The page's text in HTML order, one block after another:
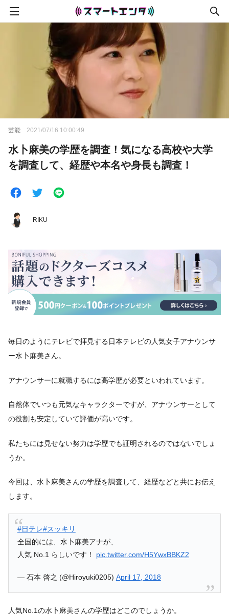
芸能 2021/07/16 10:00:49
水卜麻美の学歴を調査！気になる高校や大学
を調査して、経歴や本名や身長も調査！
RIKU
毎日のようにテレビで拝見する日本テレビの人気女子アナウンサ
ー水卜麻美さん。
アナウンサーに就職するには高学歴が必要といわれています。
自然体でいつも元気なキャラクターですが、アナウンサーとして
の役割も安定していて評価が高いです。
私たちには見せない努力は学歴でも証明されるのではないでしょ
うか。
今回は、水卜麻美さんの学歴を調査して、経歴などと共にお伝え
します。
#日テレ#スッキリ
全国的には、水卜麻美アナが、
人気 No.1 らしいです！ pic.twitter.com/H5YwxBBKZ2
— 石本 啓之 (@Hiroyuki0205) April 17, 2018
人気No.1の水卜麻美さんの学歴はどこのでしょうか。